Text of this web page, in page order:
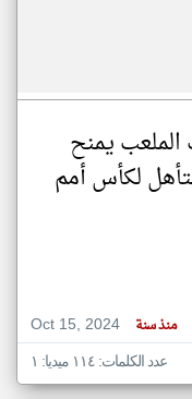
يمنح
لكأس أمم
Oct 15, 2024
منذ سنة
عدد الكلمات: ١١٤ ميديا: ١